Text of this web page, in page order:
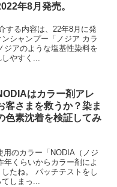
年8月発売。
する内容は、22年8月に発
シャンプー「ノジア カラ
ジアのような塩基性染料を
やすく...
はカラー剤アレ
客さまを救うか？染ま
色素沈着を検証してみ
のカラー「NODIA（ノジ
くらいからカラー剤によ
たね。 パッチテストをし
しまっ...